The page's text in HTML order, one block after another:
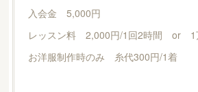
入会金 5,000円
レッスン料 2,000円/1回2時間 or 1
お洋服制作時のみ 糸代300円/1着